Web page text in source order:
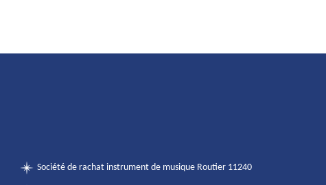
Société de rachat instrument de musique Routier 11240